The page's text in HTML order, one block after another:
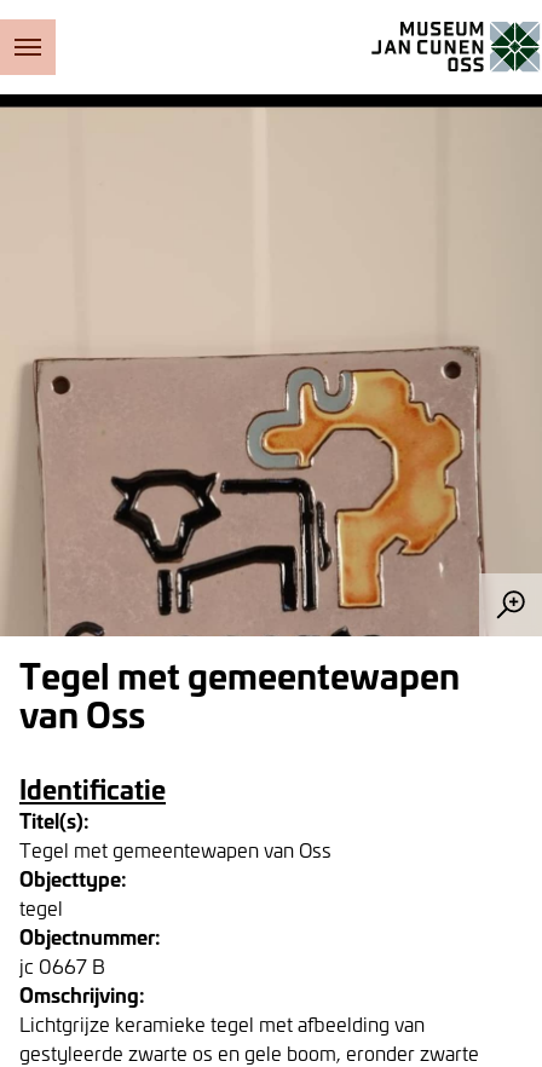
Tegel met gemeentewapen
van Oss
Identificatie
Titel(s):
Tegel met gemeentewapen van Oss
Objecttype:
tegel
Objectnummer:
jc 0667 B
Omschrijving:
Lichtgrijze keramieke tegel met afbeelding van
gestyleerde zwarte os en gele boom, eronder zwarte